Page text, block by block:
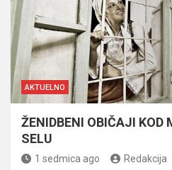
AKTUELNO
ŽENIDBENI OBIČAJI KOD
SELU
1 sedmica ago Redakcija